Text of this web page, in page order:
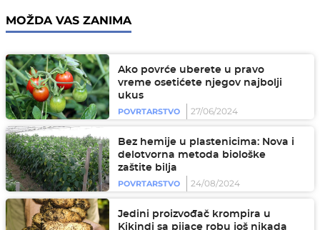
MOŽDA VAS ZANIMA
Ako povrće uberete u pravo
vreme osetićete njegov najbolji
ukus
POVRTARSTVO
27/06/2024
Bez hemije u plastenicima: Nova i
delotvorna metoda biološke
zaštite bilja
POVRTARSTVO
24/08/2024
Jedini proizvođač krompira u
Kikindi sa pijace robu još nikada